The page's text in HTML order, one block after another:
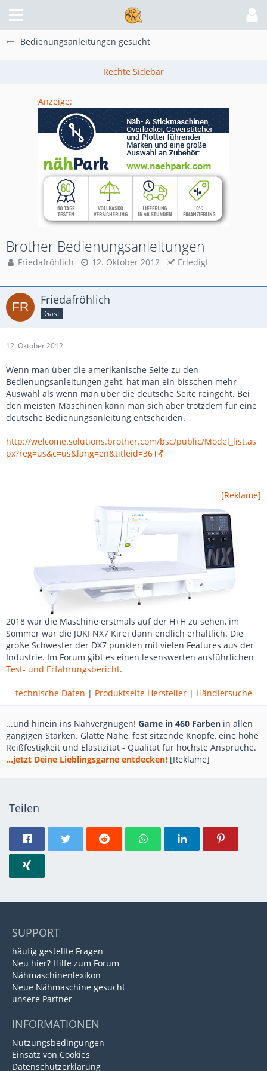
Bedienungsanleitungen gesucht
Anzeige:
Brother Bedienungsanleitungen
Friedafröhlich 12. Oktober 2012 Erledigt
Friedafröhlich
Gast
12. Oktober 2012
Wenn man über die amerikanische Seite zu den
Bedienungsanleitungen geht, hat man ein bisschen mehr
Auswahl als wenn man über die deutsche Seite reingeht. Bei
den meisten Maschinen kann man sich aber trotzdem für eine
deutsche Bedienungsanleitung entscheiden.
http://welcome.solutions.brother.com/bsc/public/Model_list.as
px?reg=us&c=us&lang=en&titleid=36
[Reklame]
2018 war die Maschine erstmals auf der H+H zu sehen, im
Sommer war die JUKI NX7 Kirei dann endlich erhältlich. Die
große Schwester der DX7 punkten mit vielen Features aus der
Industrie. Im Forum gibt es einen lesenswerten ausführlichen
Test- und Erfahrungsbericht.
technische Daten | Produktseite Hersteller| Händlersuche
...und hinein ins Nähvergnügen! Garne in 460 Farben in allen
gängigen Stärken. Glatte Nähe, fest sitzende Knöpfe, eine hohe
Reißfestigkeit und Elastizität - Qualität für höchste Ansprüche.
...jetzt Deine Lieblingsgarne entdecken! [Reklame]
Teilen
SUPPORT
häufig gestellte Fragen
Neu hier? Hilfe zum Forum
Nähmaschinenlexikon
Neue Nähmaschine gesucht
unsere Partner
INFORMATIONEN
Nutzungsbedingungen
Einsatz von Cookies
Datenschutzerklärung